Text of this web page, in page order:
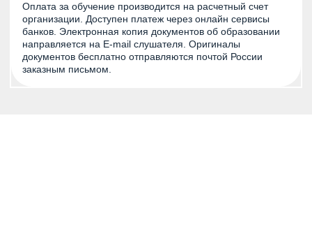
Оплата за обучение производится на расчетный счет
организации. Доступен платеж через онлайн сервисы
банков. Электронная копия документов об образовании
направляется на E-mail слушателя. Оригиналы
документов бесплатно отправляются почтой России
заказным письмом.